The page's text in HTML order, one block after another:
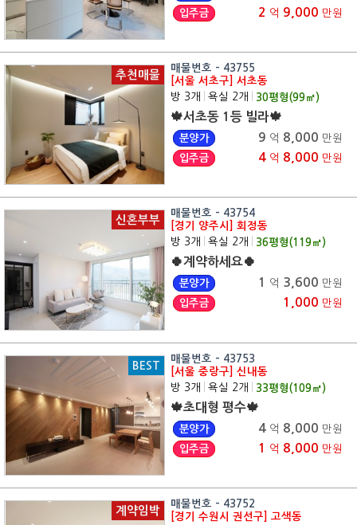
입주금 2 억 9,000 만원
추천매물
매물번호 - 43755
[서울 서초구] 서초동
방 3개
욕실 2개 30평형(99㎡)
🍁서초동 1등 빌라🍁
분양가 9 억 8,000 만원
입주금
4 억 8,000 만원
신혼부부
매물번호 - 43754
[경기 양주시] 회정동
방 3개
욕실 2개 36평형(119㎡)
🍀계약하세요🍀
분양가 1 억 3,600 만원
입주금
1,000 만원
BEST
매물번호 - 43753
[서울 중랑구] 신내동
방 3개
욕실 2개 33평형(109㎡)
🍁초대형 평수🍁
분양가 4 억 8,000 만원
입주금
1 억 8,000 만원
계약임박
매물번호 - 43752
[경기 수원시 권선구] 고색동